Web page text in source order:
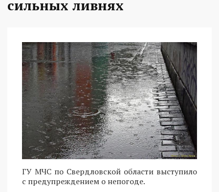
сильных ливнях
ГУ МЧС по Свердловской области выступило
с предупреждением о непогоде.